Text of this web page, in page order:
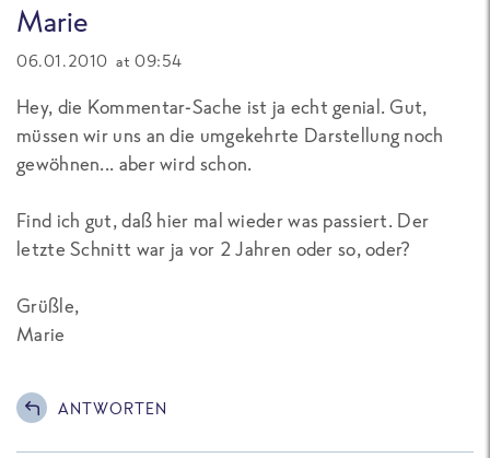
Marie
06.01.2010 at 09:54
Hey, die Kommentar-Sache ist ja echt genial. Gut,
müssen wir uns an die umgekehrte Darstellung noch
gewöhnen... aber wird schon.
Find ich gut, daß hier mal wieder was passiert. Der
letzte Schnitt war ja vor 2 Jahren oder so, oder?
Grüßle,
Marie
ANTWORTEN